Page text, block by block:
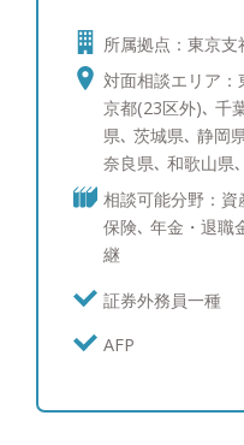
用商品を選ばれる時
り変わるマーケット
不安をお持ちになる
変動商品はナマモノ
明日も同じく良い状
様の心理状況を想像
行うことで、お客様
ただけることを心掛
い IFAの存在はまだ
います。大切な資産
ます。ただ、様々な
取引の選択肢や情報
所属拠点：東京支
対面相談エリア
京都(23区外)､ 千
県､ 茨城県､ 静岡
奈良県､ 和歌山県
相談可能分野：資
保険､ 年金・退職
継
証券外務員一種
AFP